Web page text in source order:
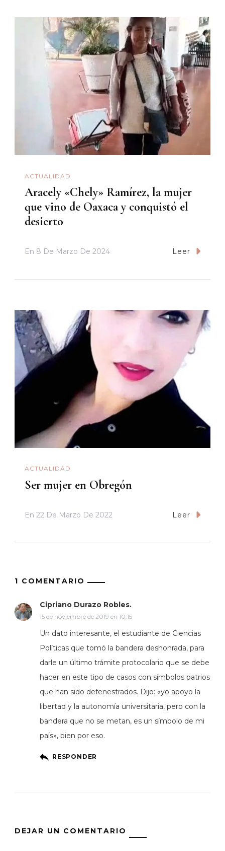
ACTUALIDAD
Aracely «Chely» Ramírez, la mujer
que vino de Oaxaca y conquistó el
desierto
En 8 De Marzo De 2024 Leer
ACTUALIDAD
Ser mujer en Obregón
En 22 De Marzo De 2022 Leer
1 COMENTARIO
Cipriano Durazo Robles.
15 de noviembre de 2019 en 10:15
Un dato interesante, el estudiante de Ciencias
Políticas que tomó la bandera deshonrada, para
darle un último trámite protocolario que se debe
hacer en este tipo de casos con símbolos patrios
que han sido defenestrados. Dijo: «yo apoyo la
libertad y la autonomía universitaria, pero con la
bandera que no se metan, es un símbolo de mi
país», bien por eso.
RESPONDER
DEJAR UN COMENTARIO